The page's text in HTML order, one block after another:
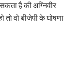
है की अग्निवीर
तो वो बीजेपी के घोषणा